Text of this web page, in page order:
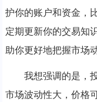
护你的账户和资金，
定期更新你的交易知
助你更好地把握市场
我想强调的是，
市场波动性大，价格